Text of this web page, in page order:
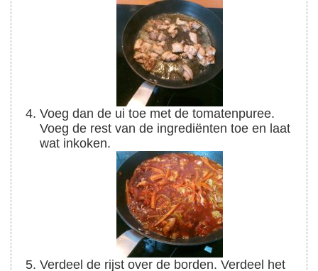
Voeg dan de ui toe met de tomatenpuree.
Voeg de rest van de ingrediënten toe en laat
wat inkoken.
Verdeel de rijst over de borden. Verdeel het